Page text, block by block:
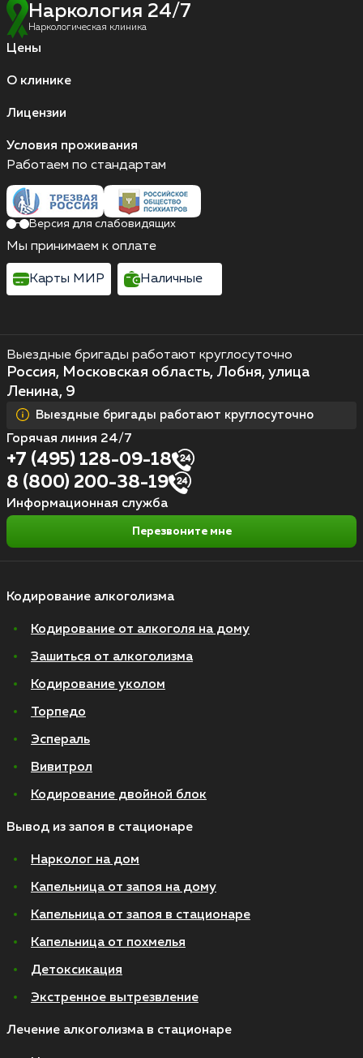
Наркология 24/7
Наркологическая клиника
Цены
О клинике
Лицензии
Условия проживания
Кодирование алкоголизма
Кодирование от алкоголя на дому
Зашиться от алкоголизма
Кодирование уколом
Торпедо
Эспераль
Вивитрол
Кодирование двойной блок
Вывод из запоя в стационаре
Нарколог на дом
Капельница от запоя на дому
Капельница от запоя в стационаре
Капельница от похмелья
Детоксикация
Экстренное вытрезвление
Лечение алкоголизма в стационаре
Выездные бригады работают круглосуточно
Россия, Московская область, Лобня, улица
Ленина, 9
Выездные бригады работают круглосуточно
Горячая линия 24/7
+7 (495) 128-09-18
8 (800) 200-38-19
Информационная служба
Перезвоните мне
Работаем по стандартам
Версия для слабовидящих
Мы принимаем к оплате
Карты МИР Наличные